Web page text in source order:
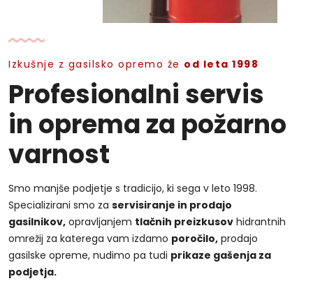
Izkušnje z gasilsko opremo že od leta 1998
Profesionalni servis
in oprema za požarno
varnost
Smo manjše podjetje s tradicijo, ki sega v leto 1998.
Specializirani smo za servisiranje in prodajo
gasilnikov, opravljanjem tlačnih preizkusov hidrantnih
omrežij za katerega vam izdamo poročilo, prodajo
gasilske opreme, nudimo pa tudi prikaze gašenja za
podjetja.